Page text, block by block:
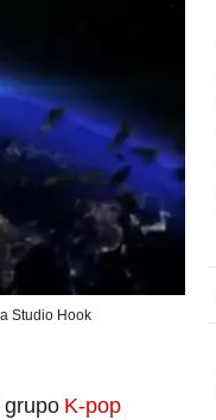
Studio Hook
grupo K-pop